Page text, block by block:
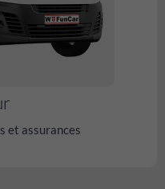
et assurances